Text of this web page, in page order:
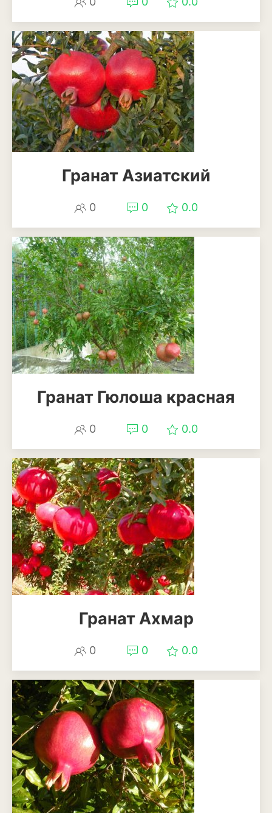
Вишня
Гранат
Грецкий орех
Груша
Ежевика
Инжир
Калина
Кизил
Клубника
Клюква
Крыжовник
Миндаль
Облепиха
Персик
Слива
Смородина
Фундук или лещина
Яблоня
Пряные и лекарственные
растения
Базилик
Душица
Кинза или кориандр
Гранат Азиатский
0 0 0.0
Гранат Гюлоша красная
0 0 0.0
Гранат Ахмар
0 0 0.0